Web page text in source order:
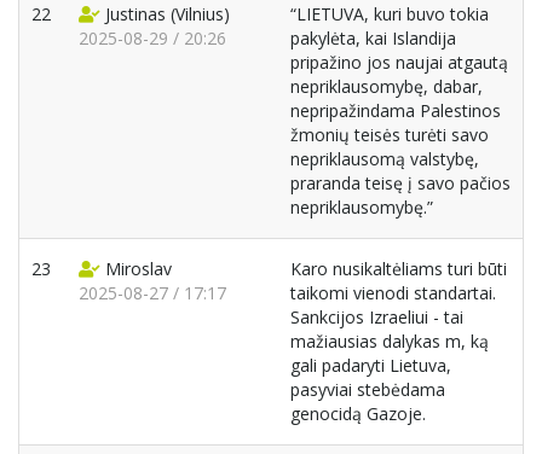
22 Justinas (Vilnius)
2025-08-29 / 20:26
“LIETUVA, kuri buvo tokia
pakylėta, kai Islandija
pripažino jos naujai atgautą
nepriklausomybę, dabar,
nepripažindama Palestinos
žmonių teisės turėti savo
nepriklausomą valstybę,
praranda teisę į savo pačios
nepriklausomybę.”
23
Miroslav
2025-08-27 / 17:17
Karo nusikaltėliams turi būti
taikomi vienodi standartai.
Sankcijos Izraeliui - tai
mažiausias dalykas m, ką
gali padaryti Lietuva,
pasyviai stebėdama
genocidą Gazoje.